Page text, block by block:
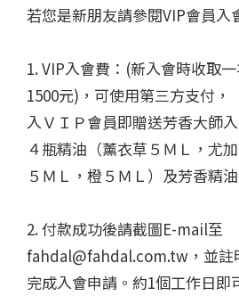
若您是新朋友請參閱VIP會員入
1. VIP入會費：(新入會時收取
1500元)，可使用第三方支付，
入ＶＩＰ會員即贈送芳香大師
４瓶精油（薰衣草５ＭＬ，尤
５ＭＬ，橙５ＭＬ）及芳香精油
2. 付款成功後請截圖E-mail至
fahdal@fahdal.com.tw，並註
完成入會申請。約1個工作日即